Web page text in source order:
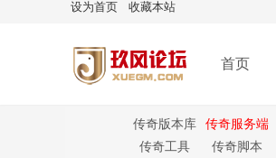
设为首页 收藏本站
首页
传奇版本库 传奇服务端
传奇工具
传奇脚本